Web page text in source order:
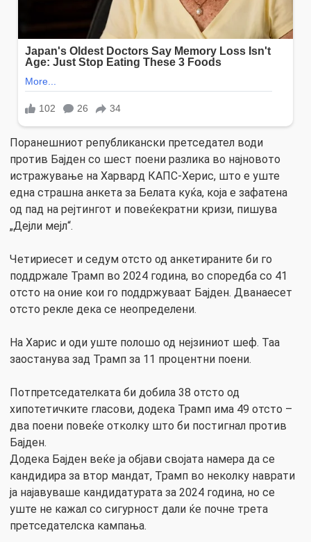
Поранешниот републикански претседател води
против Бајден со шест поени разлика во најновото
истражување на Харвард КАПС-Херис, што е уште
една страшна анкета за Белата куќа, која е зафатена
од пад на рејтингот и повеќекратни кризи, пишува
„Дејли мејл“.
Четириесет и седум отсто од анкетираните би го
поддржале Трамп во 2024 година, во споредба со 41
отсто на оние кои го поддржуваат Бајден. Дванаесет
отсто рекле дека се неопределени.
На Харис и оди уште полошо од нејзиниот шеф. Таа
заостанува зад Трамп за 11 процентни поени.
Потпретседателката би добила 38 отсто од
хипотетичките гласови, додека Трамп има 49 отсто –
два поени повеќе отколку што би постигнал против
Бајден.
Додека Бајден веќе ја објави својата намера да се
кандидира за втор мандат, Трамп во неколку наврати
ја најавуваше кандидатурата за 2024 година, но се
уште не кажал со сигурност дали ќе почне трета
претседателска кампања.